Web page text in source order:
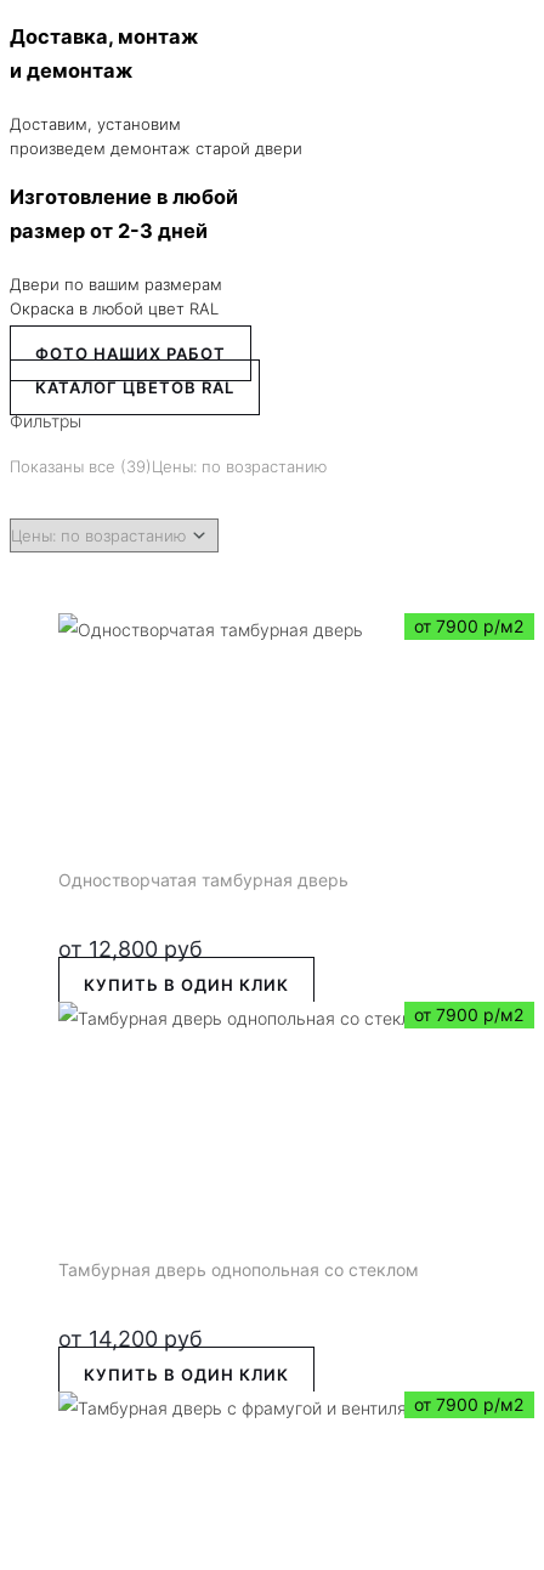
Доставка, монтаж
и демонтаж
Доставим, установим
произведем демонтаж старой двери
Изготовление в любой
размер от 2-3 дней
Двери по вашим размерам
Окраска в любой цвет RAL
ФОТО НАШИХ РАБОТ
КАТАЛОГ ЦВЕТОВ RAL
Фильтры
Показаны все (39)Цены: по возрастанию
от 7900 р/м2
Одностворчатая тамбурная дверь
от 12,800 руб
КУПИТЬ В ОДИН КЛИК
от 7900 р/м2
Тамбурная дверь однопольная со стеклом
от 14,200 руб
КУПИТЬ В ОДИН КЛИК
от 7900 р/м2